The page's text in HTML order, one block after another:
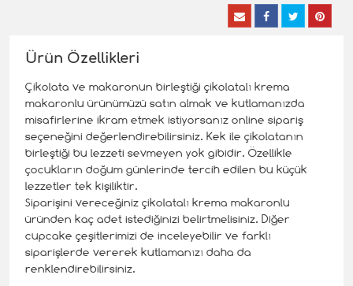
Ürün Özellikleri
Çikolata ve makaronun birleştiği çikolatalı krema
makaronlu ürünümüzü satın almak ve kutlamanızda
misafirlerine ikram etmek istiyorsanız online sipariş
seçeneğini değerlendirebilirsiniz. Kek ile çikolatanın
birleştiği bu lezzeti sevmeyen yok gibidir. Özellikle
çocukların doğum günlerinde tercih edilen bu küçük
lezzetler tek kişiliktir.
Siparişini vereceğiniz çikolatalı krema makaronlu
üründen kaç adet istediğinizi belirtmelisiniz. Diğer
cupcake çeşitlerimizi de inceleyebilir ve farklı
siparişlerde vererek kutlamanızı daha da
renklendirebilirsiniz.